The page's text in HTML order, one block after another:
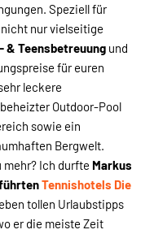
Speziell für
nur vielseitige
& Teensbetreuung und
für euren
leckere
Outdoor-Pool
sowie ein
Bergwelt.
Ich durfte Markus
Tennishotels Die
tollen Urlaubstipps
er die meiste Zeit